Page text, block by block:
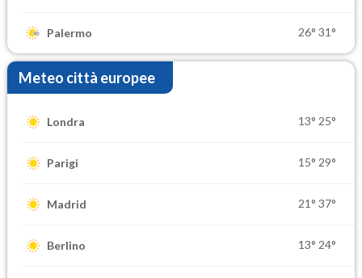
Palermo 26° 31°
Meteo città europee
Londra 13° 25°
Parigi 15° 29°
Madrid 21° 37°
Berlino 13° 24°